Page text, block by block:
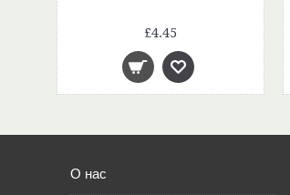
£4.45
О нас